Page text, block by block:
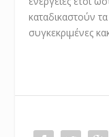
καταδικαστούν
συγκεκριμένες